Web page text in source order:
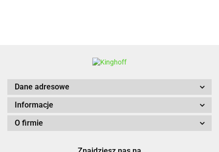
Dane adresowe
Informacje
O firmie